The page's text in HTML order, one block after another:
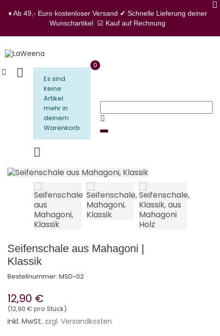
♦ Ab 49,- Euro kostenloser Versand ✔ Schnelle Lieferung deiner
Wunschartikel ☑ Kauf auf Rechnung
Es sind
keine
Artikel
mehr in
deinem
Warenkorb
0
Seifenschale aus Mahagoni |
Klassik
Bestellnummer: MSD-02
12,90 €
(12,90 € pro Stück)
inkl. MwSt. zzgl. Versandkosten